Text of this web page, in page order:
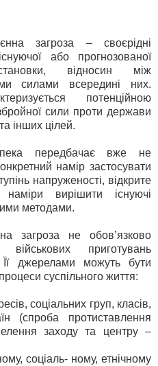
загроза – своєрідні
або прогнозованої
відносин між
силами всередині них.
потенційною
сили проти держави
інших цілей.
передбачає вже не
намір застосувати
напруженості, відкрите
вирішити існуючі
методами.
загроза не обов’язково
приготувань
Її джерелами можуть бути
суспільного життя:
соціальних груп, класів,
(спроба протиставлення
заходу та центру –
соціаль- ному, етнічному